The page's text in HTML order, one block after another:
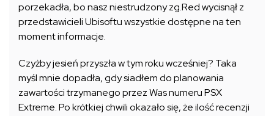
porzekadła, bo nasz niestrudzony zg.Red wycisnął z
przedstawicieli Ubisoftu wszystkie dostępne na ten
moment informacje.
Czyżby jesień przyszła w tym roku wcześniej? Taka
myśl mnie dopadła, gdy siadłem do planowania
zawartości trzymanego przez Was numeru PSX
Extreme. Po krótkiej chwili okazało się, że ilość recenzji